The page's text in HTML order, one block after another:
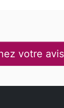
votre avis